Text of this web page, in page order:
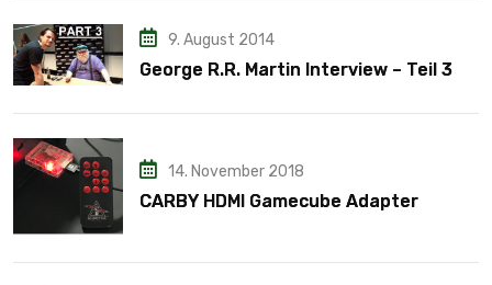
9. August 2014
George R.R. Martin Interview – Teil 3
14. November 2018
CARBY HDMI Gamecube Adapter